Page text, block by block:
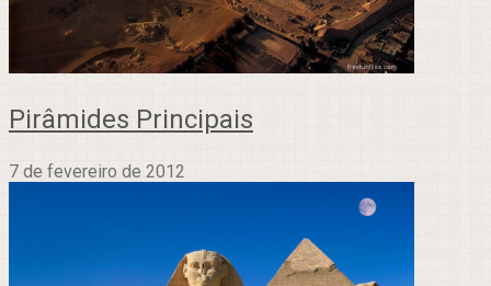
Pirâmides Principais
7 de fevereiro de 2012